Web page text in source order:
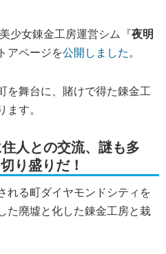
少女錬金工房運営シム『夜明
アページを公開しました。
を舞台に、賭けで得た錬金工
す。
人との交流、謎も多
り盛りだ！
れる町ダイヤモンドシティを
た廃墟と化した錬金工房と栽